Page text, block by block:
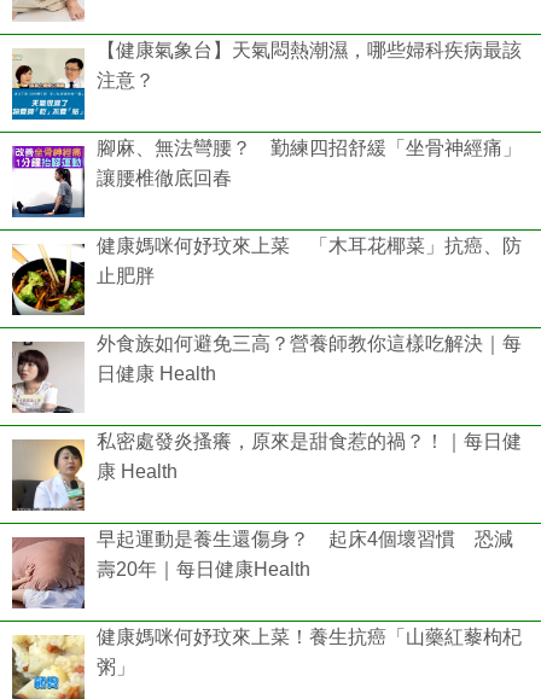
【健康氣象台】天氣悶熱潮濕，哪些婦科疾病最該
注意？
腳麻、無法彎腰？ 勤練四招舒緩「坐骨神經痛」
讓腰椎徹底回春
健康媽咪何妤玟來上菜 「木耳花椰菜」抗癌、防
止肥胖
外食族如何避免三高？營養師教你這樣吃解決｜每
日健康 Health
私密處發炎搔癢，原來是甜食惹的禍？！｜每日健
康 Health
早起運動是養生還傷身？ 起床4個壞習慣 恐減
壽20年｜每日健康Health
健康媽咪何妤玟來上菜！養生抗癌「山藥紅藜枸杞
粥」